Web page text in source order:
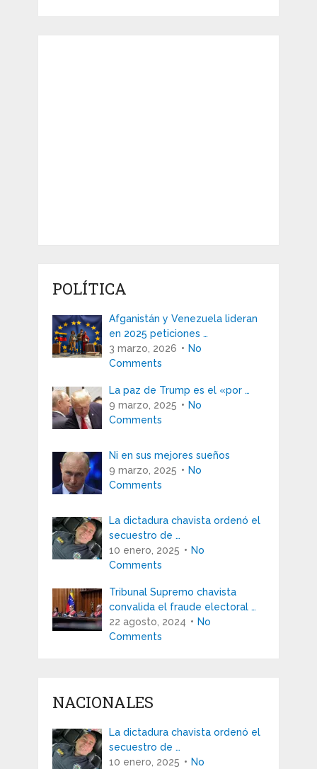
POLÍTICA
Afganistán y Venezuela lideran
en 2025 peticiones …
3 marzo, 2026
No
Comments
La paz de Trump es el «por …
9 marzo, 2025
No
Comments
Ni en sus mejores sueños
9 marzo, 2025
No
Comments
La dictadura chavista ordenó el
secuestro de …
10 enero, 2025
No
Comments
Tribunal Supremo chavista
convalida el fraude electoral …
22 agosto, 2024
No
Comments
NACIONALES
La dictadura chavista ordenó el
secuestro de …
10 enero, 2025
No